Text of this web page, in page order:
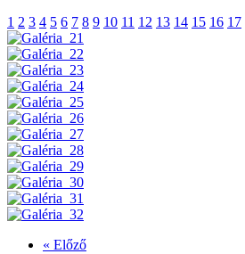
1 2 3 4 5 6 7 8 9 10 11 12 13 14 15 16 17
« Előző